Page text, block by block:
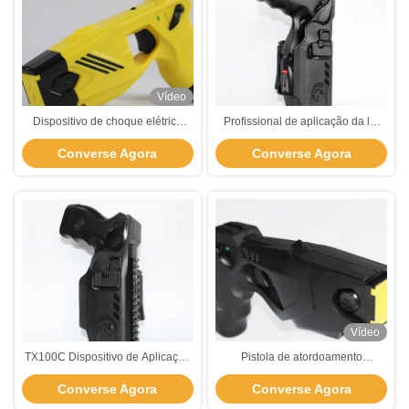
Vídeo
Dispositivo de choque elétrico
não letal de arma de
atordoamento para segurança
Converse Agora
Profissional de aplicação da lei
arma de energia conduzida arma
de atordoamento TX100C
Converse Agora
TX100C Dispositivo de Aplicação
da Lei Pistola de Assustador
Profissional de Um Tiro Fácil de
Usar
Converse Agora
Vídeo
Pistola de atordoamento
profissional TX100C Ferramenta
de aplicação da lei Arma de
energia conduzida
Converse Agora